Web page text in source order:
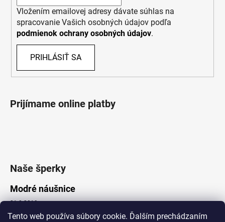
Tento web používa súbory cookie. Ďalším prechádzaním
Vložením emailovej adresy dávate súhlas na
spracovanie Vašich osobných údajov podľa
podmienok ochrany osobných údajov.
PRIHLÁSIŤ SA
Prijímame online platby
Naše šperky
Modré náušnice
21.8.2019